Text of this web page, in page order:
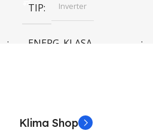
TIP Inverter
ENERG. KLASA
KAPACITET HLAĐENJA
Klima Shop